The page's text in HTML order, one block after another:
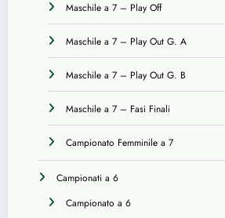
Maschile a 7 – Play Off
Maschile a 7 – Play Out G. A
Maschile a 7 – Play Out G. B
Maschile a 7 – Fasi Finali
Campionato Femminile a 7
Campionati a 6
Campionato a 6